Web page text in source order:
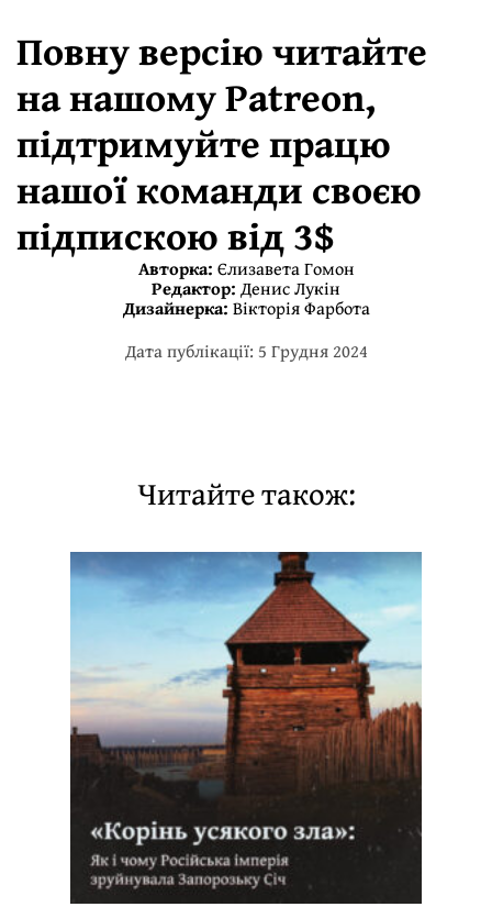
Повну версію читайте
на нашомуPatreon,
підтримуйте працю
нашої команди своєю
підпискою від 3$
Авторка: Єлизавета Гомон
Редактор: Денис Лукін
Дизайнерка: Вікторія Фарбота
Дата публікації: 5 Грудня 2024
Читайте також: